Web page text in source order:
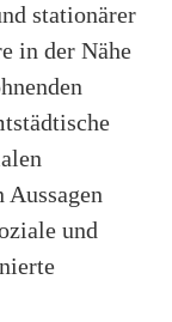
stationärer
in der Nähe
und